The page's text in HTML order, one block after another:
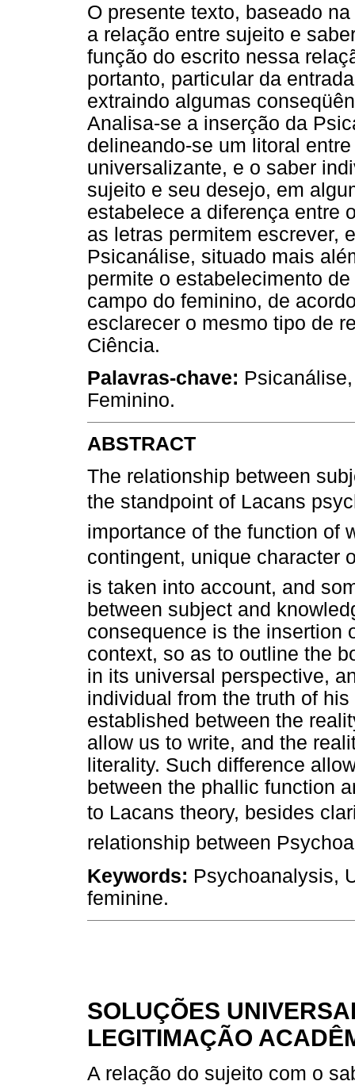
O presente texto, baseado
a relação entre sujeito e
função do escrito nessa
portanto, particular da
extraindo algumas
Analisa-se a inserção da
delineando-se um litoral
universalizante, e o saber
sujeito e seu desejo, em
estabelece a diferença entre
as letras permitem escrever,
Psicanálise, situado mais
permite o estabelecimento
campo do feminino, de
esclarecer o mesmo tipo de
Ciência.
Palavras-chave:
Feminino.
ABSTRACT
The relationship between
the standpoint of Lacans
importance of the function of
contingent, unique character
is taken into account, and
between subject and
consequence is the insertion
context, so as to outline the
in its universal perspective,
individual from the truth of
established between the
allow us to write, and the
literality. Such difference
between the phallic function
to Lacans theory, besides
relationship between
Keywords: Psychoanalysis,
feminine.
SOLUÇÕES
LEGITIMAÇÃO
A relação do sujeito com o